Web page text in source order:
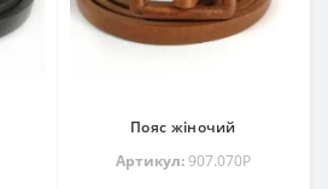
Пояс жіночий
Артикул:907.070Р